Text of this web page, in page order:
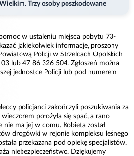
Wielkim. Trzy osoby poszkodowane
w ustaleniu miejsca pobytu 73-
jakiekolwiek informacje, proszony
Policji w Strzelcach Opolskich
lub 47 86 326 504. Zgłoszeń można
jednostce Policji lub pod numerem
policjanci zakończyli poszukiwania za
położyła się spać, a rano
nie ma jej w domu. Kobieta został
drogówki w rejonie kompleksu leśnego
przekazana pod opiekę specjalistów.
niebezpieczeństwo. Dziękujemy